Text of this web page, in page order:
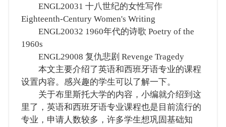
ENGL20031 十八世纪的女性写作
Eighteenth-Century Women's Writing
ENGL20032 1960年代的诗歌 Poetry of the
1960s
ENGL29008 复仇悲剧 Revenge Tragedy
本文主要介绍了英语和西班牙语专业的课程
设置内容。感兴趣的学生可以了解一下。
关于布里斯托大学的内容，小编就介绍到这
里了，英语和西班牙语专业课程也是目前流行的
专业，申请人数较多，许多学生想巩固基础知